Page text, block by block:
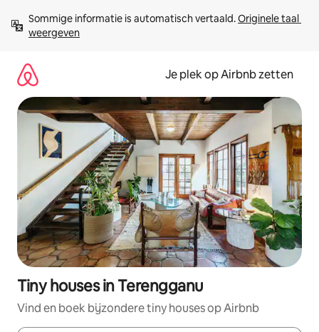
direct
naar
Sommige informatie is automatisch vertaald. Originele taal
weergeven
Je plek op Airbnb zetten
Tiny houses in Terengganu
Vind en boek bijzondere tiny houses op Airbnb